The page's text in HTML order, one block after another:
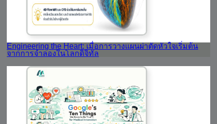
Engineering the Heart: เมื่อการวางแผนผ่าตัดหัวใจเริ่มต้น
จากการจำลองในโลกดิจิทัล